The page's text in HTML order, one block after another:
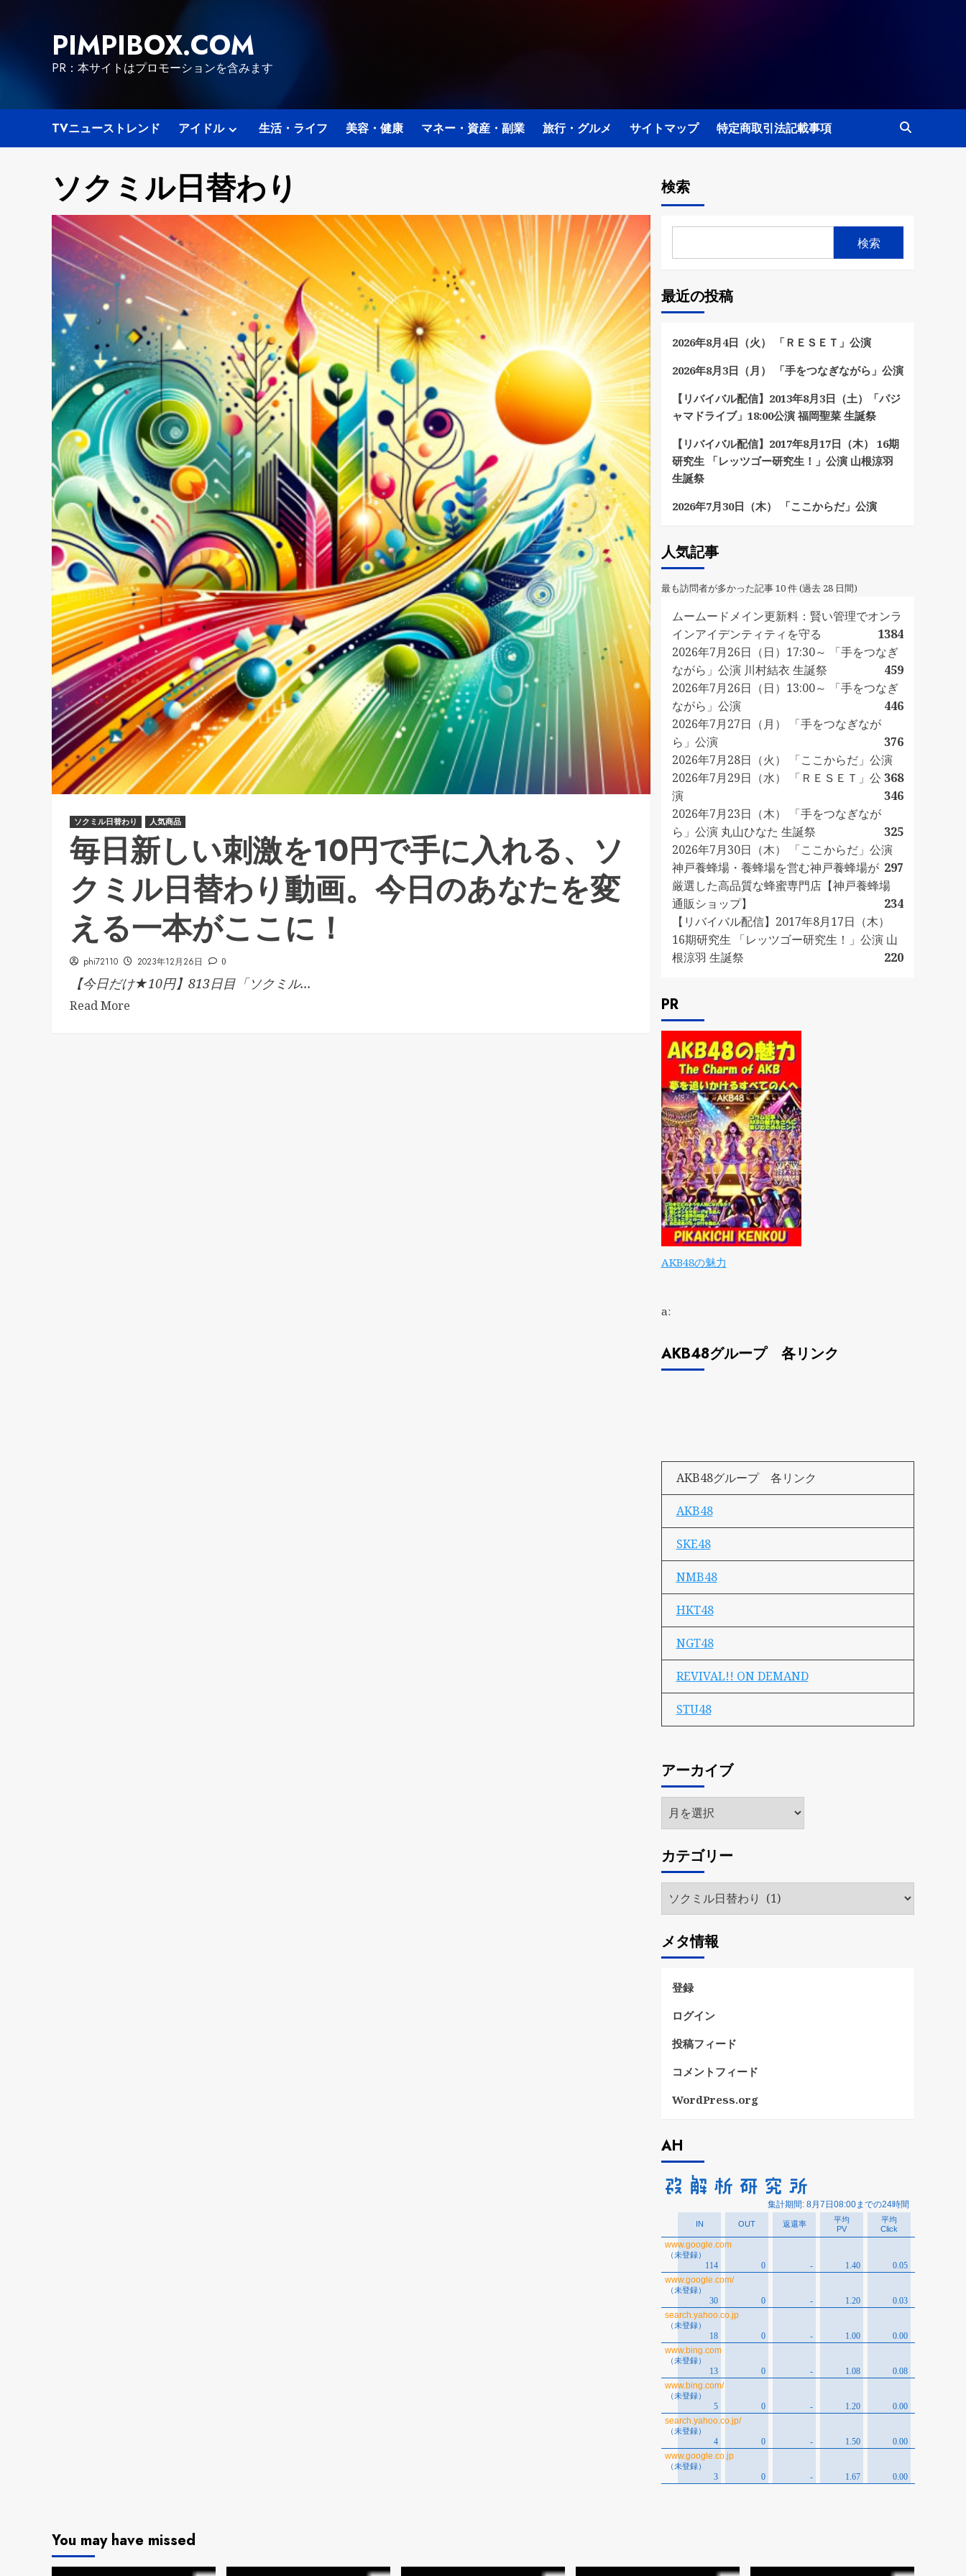
PIMPIBOX.COM
PR：本サイトはプロモーションを含みます
TVニューストレンド アイドル 生活・ライフ 美容・健康 マネー・資産・副業 旅行・グルメ サイトマップ 特定商取引法記載事項
ソクミル日替わり
ソクミル日替わり 人気商品
毎日新しい刺激を10円で手に入れる、ソ
クミル日替わり動画。今日のあなたを変
える一本がここに！
phi72110 2023年12月26日 0
【今日だけ★10円】813日目「ソクミル...
Read More
検索
検索
最近の投稿
2026年8月4日（火） 「ＲＥＳＥＴ」公演
2026年8月3日（月） 「手をつなぎながら」公演
【リバイバル配信】2013年8月3日（土）「パジ
ャマドライブ」18:00公演 福岡聖菜 生誕祭
【リバイバル配信】2017年8月17日（木） 16期
研究生 「レッツゴー研究生！」公演 山根涼羽
生誕祭
2026年7月30日（木） 「ここからだ」公演
人気記事
最も訪問者が多かった記事 10 件 (過去 28 日間)
ムームードメイン更新料：賢い管理でオンラ
インアイデンティティを守る
1384
2026年7月26日（日）17:30～ 「手をつなぎ
ながら」公演 川村結衣 生誕祭
459
2026年7月26日（日）13:00～ 「手をつなぎ
ながら」公演
446
2026年7月27日（月） 「手をつなぎなが
ら」公演
376
2026年7月28日（火） 「ここからだ」公演
368
2026年7月29日（水） 「ＲＥＳＥＴ」公
演
346
2026年7月23日（木） 「手をつなぎなが
ら」公演 丸山ひなた 生誕祭
325
2026年7月30日（木） 「ここからだ」公演
297
神戸養蜂場・養蜂場を営む神戸養蜂場が
厳選した高品質な蜂蜜専門店【神戸養蜂場
通販ショップ】
234
【リバイバル配信】2017年8月17日（木）
16期研究生 「レッツゴー研究生！」公演 山
根涼羽 生誕祭
220
PR
AKB48の魅力
a:
AKB48グループ 各リンク
AKB48グループ 各リンク
AKB48
SKE48
NMB48
HKT48
NGT48
REVIVAL!! ON DEMAND
STU48
アーカイブ
ア
ー
イ
ブ
カテゴリー
テ
リ
ー
メタ情報
登録
ログイン
投稿フィード
コメントフィード
WordPress.org
AH
You may have missed